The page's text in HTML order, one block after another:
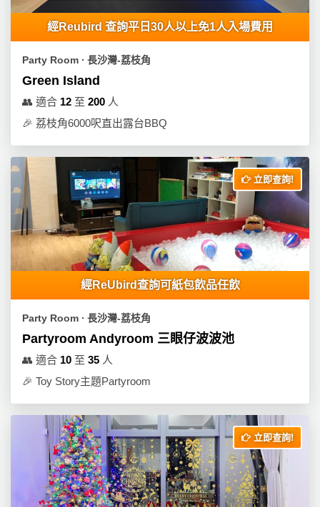
訂
禮
物
地
佈
置
用
品
即
食
即
煮
會
及
拍
司
活
動
婚
禮
親
子
活
動
器
情
侶
心
清
單
經Reubird 查詢平日30人以上免1人入場費用
Party Room ∙ 長沙灣-荔枝角
Green Island
👥 適合 12 至 200 人
🎉 荔枝角6000呎直出露台BBQ
立即查詢!
經ReUbird查詢可紙包飲品任飲
Party Room ∙ 長沙灣-荔枝角
Partyroom Andyroom 三眼仔波波池
👥 適合 10 至 35 人
🎉 Toy Story主題Partyroom
立即查詢!